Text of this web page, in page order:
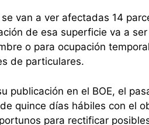
van a ver afectadas 14
de esa superficie va a
o para ocupación
de particulares.
publicación en el BOE, el
quince días hábiles con el
para rectificar